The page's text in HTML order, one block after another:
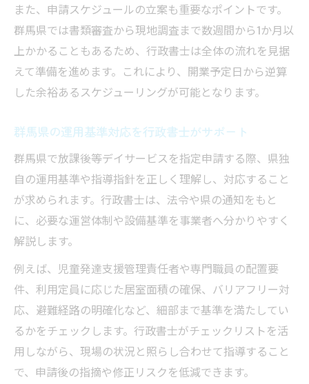
また、申請スケジュールの立案も重要なポイントです。
群馬県では書類審査から現地調査まで数週間から1か月以
上かかることもあるため、行政書士は全体の流れを見据
えて準備を進めます。これにより、開業予定日から逆算
した余裕あるスケジューリングが可能となります。
群馬県の運用基準対応を行政書士がサポート
群馬県で放課後等デイサービスを指定申請する際、県独
自の運用基準や指導指針を正しく理解し、対応すること
が求められます。行政書士は、法令や県の通知をもと
に、必要な運営体制や設備基準を事業者へ分かりやすく
解説します。
例えば、児童発達支援管理責任者や専門職員の配置要
件、利用定員に応じた居室面積の確保、バリアフリー対
応、避難経路の明確化など、細部まで基準を満たしてい
るかをチェックします。行政書士がチェックリストを活
用しながら、現場の状況と照らし合わせて指導すること
で、申請後の指摘や修正リスクを低減できます。